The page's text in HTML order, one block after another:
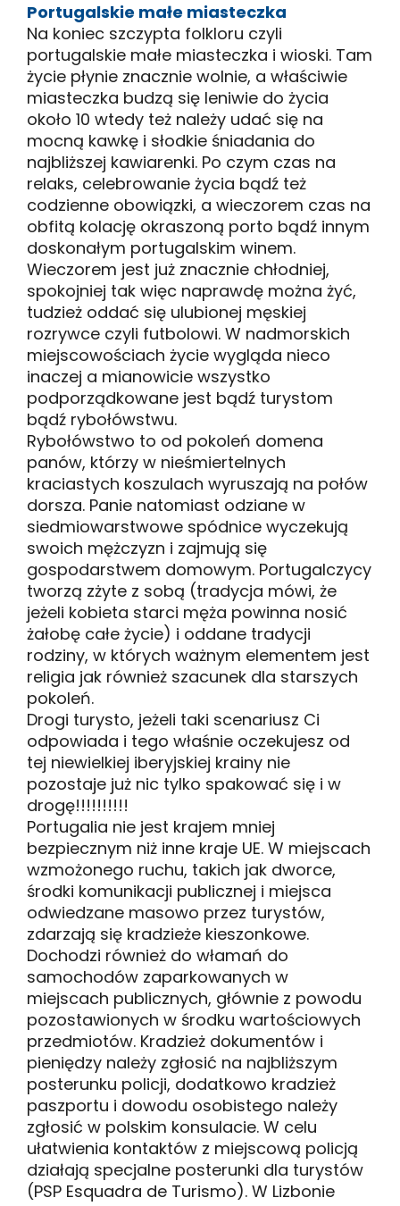
Portugalskie małe miasteczka
Na koniec szczypta folkloru czyli
portugalskie małe miasteczka i wioski. Tam
życie płynie znacznie wolnie, a właściwie
miasteczka budzą się leniwie do życia
około 10 wtedy też należy udać się na
mocną kawkę i słodkie śniadania do
najbliższej kawiarenki. Po czym czas na
relaks, celebrowanie życia bądź też
codzienne obowiązki, a wieczorem czas na
obfitą kolację okraszoną porto bądź innym
doskonałym portugalskim winem.
Wieczorem jest już znacznie chłodniej,
spokojniej tak więc naprawdę można żyć,
tudzież oddać się ulubionej męskiej
rozrywce czyli futbolowi. W nadmorskich
miejscowościach życie wygląda nieco
inaczej a mianowicie wszystko
podporządkowane jest bądź turystom
bądź rybołówstwu.
Rybołówstwo to od pokoleń domena
panów, którzy w nieśmiertelnych
kraciastych koszulach wyruszają na połów
dorsza. Panie natomiast odziane w
siedmiowarstwowe spódnice wyczekują
swoich mężczyzn i zajmują się
gospodarstwem domowym. Portugalczycy
tworzą zżyte z sobą (tradycja mówi, że
jeżeli kobieta starci męża powinna nosić
żałobę całe życie) i oddane tradycji
rodziny, w których ważnym elementem jest
religia jak również szacunek dla starszych
pokoleń.
Drogi turysto, jeżeli taki scenariusz Ci
odpowiada i tego właśnie oczekujesz od
tej niewielkiej iberyjskiej krainy nie
pozostaje już nic tylko spakować się i w
drogę!!!!!!!!!!
Portugalia nie jest krajem mniej
bezpiecznym niż inne kraje UE. W miejscach
wzmożonego ruchu, takich jak dworce,
środki komunikacji publicznej i miejsca
odwiedzane masowo przez turystów,
zdarzają się kradzieże kieszonkowe.
Dochodzi również do włamań do
samochodów zaparkowanych w
miejscach publicznych, głównie z powodu
pozostawionych w środku wartościowych
przedmiotów. Kradzież dokumentów i
pieniędzy należy zgłosić na najbliższym
posterunku policji, dodatkowo kradzież
paszportu i dowodu osobistego należy
zgłosić w polskim konsulacie. W celu
ułatwienia kontaktów z miejscową policją
działają specjalne posterunki dla turystów
(PSP Esquadra de Turismo). W Lizbonie